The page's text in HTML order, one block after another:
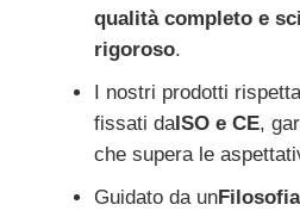
qualità completo e
rigoroso.
I nostri prodotti
fissati daISO e CE,
che supera le
Guidato da un